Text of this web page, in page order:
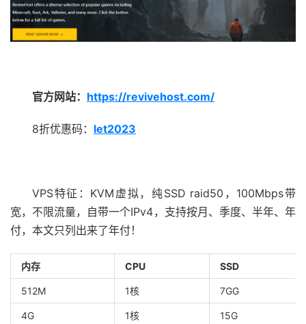
官方网站： https://revivehost.com/
8折优惠码： let2023
VPS特征：KVM虚拟，纯SSD raid50，100Mbps带
宽，不限流量，自带一个IPv4，支持按月、季度、半年、年
付，本文只列出来了年付！
内存 CPU SSD
512M 1核 7GG
4G 1核 15G